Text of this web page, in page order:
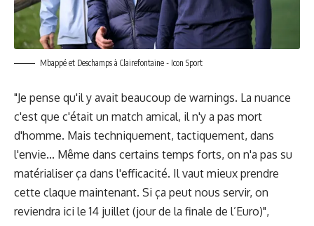
Mbappé et Deschamps à Clairefontaine - Icon Sport
"Je pense qu'il y avait beaucoup de warnings. La nuance
c'est que c'était un match amical, il n'y a pas mort
d'homme. Mais techniquement, tactiquement, dans
l'envie... Même dans certains temps forts, on n'a pas su
matérialiser ça dans l'efficacité. Il vaut mieux prendre
cette claque maintenant. Si ça peut nous servir, on
reviendra ici le 14 juillet (jour de la finale de l’Euro)",